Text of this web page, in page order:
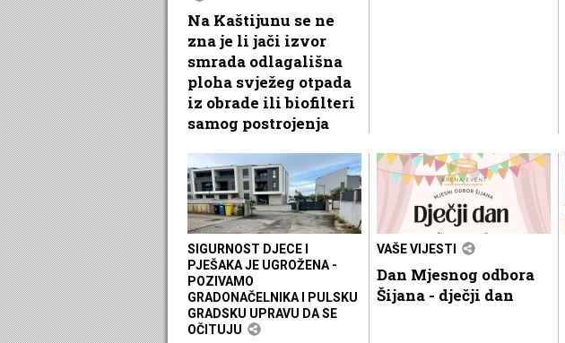
Na Kaštijunu se ne
zna je li jači izvor
smrada odlagališna
ploha svježeg otpada
iz obrade ili biofilteri
samog postrojenja
SIGURNOST DJECE I
PJEŠAKA JE UGROŽENA -
POZIVAMO
GRADONAČELNIKA I PULSKU
GRADSKU UPRAVU DA SE
OČITUJU
VAŠE VIJESTI
Dan Mjesnog odbora
Šijana - dječji dan